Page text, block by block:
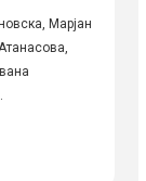
Марјан